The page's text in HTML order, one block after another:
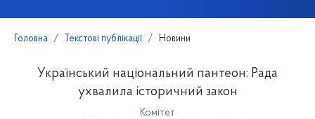
Головна Текстові публікації Новини
Український національний пантеон: Рада
ухвалила історичний закон
Комітет